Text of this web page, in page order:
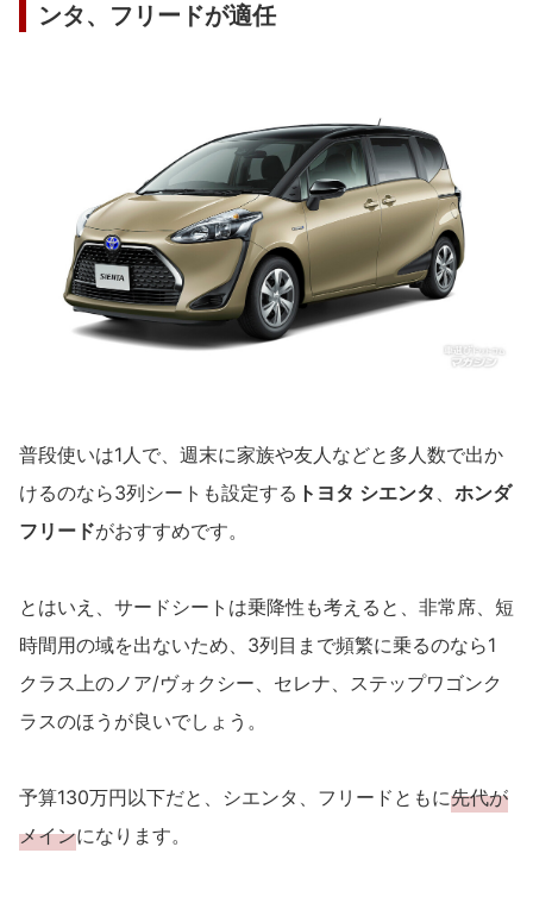
ンタ、フリードが適任
普段使いは1人で、週末に家族や友人などと多人数で出か
けるのなら3列シートも設定する トヨタ シエンタ
ホンダ
フリードがおすすめです。
とはいえ、サードシートは乗降性も考えると、非常席、短
時間用の域を出ないため、3列目まで頻繁に乗るのなら1
クラス上のノア/ヴォクシー、セレナ、ステップワゴンク
ラスのほうが良いでしょう。
予算130万円以下だと、シエンタ、フリードともに先代が
メインになります。